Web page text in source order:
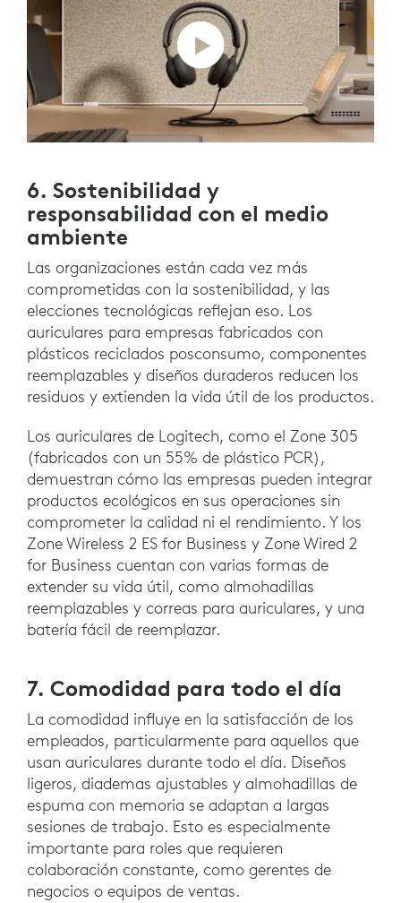
6. Sostenibilidad y
responsabilidad con el medio
ambiente
Las organizaciones están cada vez más
comprometidas con la sostenibilidad, y las
elecciones tecnológicas reflejan eso. Los
auriculares para empresas fabricados con
plásticos reciclados posconsumo, componentes
reemplazables y diseños duraderos reducen los
residuos y extienden la vida útil de los productos.
Los auriculares de Logitech, como el Zone 305
(fabricados con un 55% de plástico PCR),
demuestran cómo las empresas pueden integrar
productos ecológicos en sus operaciones sin
comprometer la calidad ni el rendimiento. Y los
Zone Wireless 2 ES for Business y Zone Wired 2
for Business cuentan con varias formas de
extender su vida útil, como almohadillas
reemplazables y correas para auriculares, y una
batería fácil de reemplazar.
7. Comodidad para todo el día
La comodidad influye en la satisfacción de los
empleados, particularmente para aquellos que
usan auriculares durante todo el día. Diseños
ligeros, diademas ajustables y almohadillas de
espuma con memoria se adaptan a largas
sesiones de trabajo. Esto es especialmente
importante para roles que requieren
colaboración constante, como gerentes de
negocios o equipos de ventas.